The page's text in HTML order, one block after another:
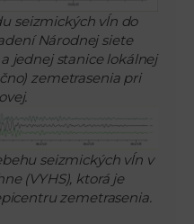
seizmických vĺn do
Národnej siete
jednej stanice lokálnej
zemetrasenia pri
seizmických vĺn v
(VYHS), ktorá je
zemetrasenia.